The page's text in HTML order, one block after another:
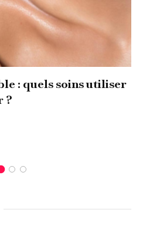
: quels soins utiliser
?